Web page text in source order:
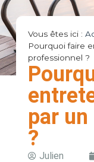
Vous êtes ici :
Pourquoi faire
professionnel ?
par
?
Julien